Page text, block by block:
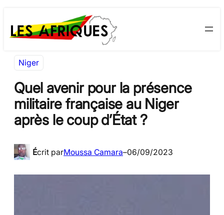
au
contenu
to
content
Niger
Quel avenir pour la présence
militaire française au Niger
après le coup d’État ?
Écrit parMoussa Camara–06/09/2023